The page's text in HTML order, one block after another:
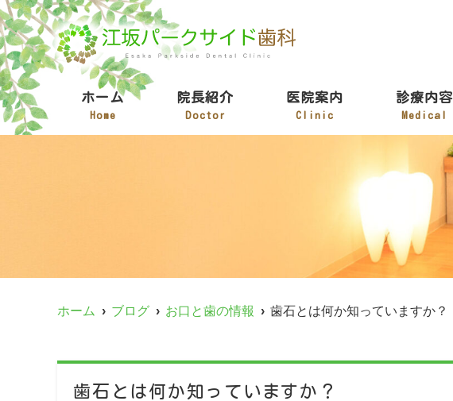
ホーム
Home
院長紹介
Doctor
医院案内
Clinic
診療内容
Medical
ホーム ブログ お口と歯の情報 歯石とは何か知っていますか？
歯石とは何か知っていますか？